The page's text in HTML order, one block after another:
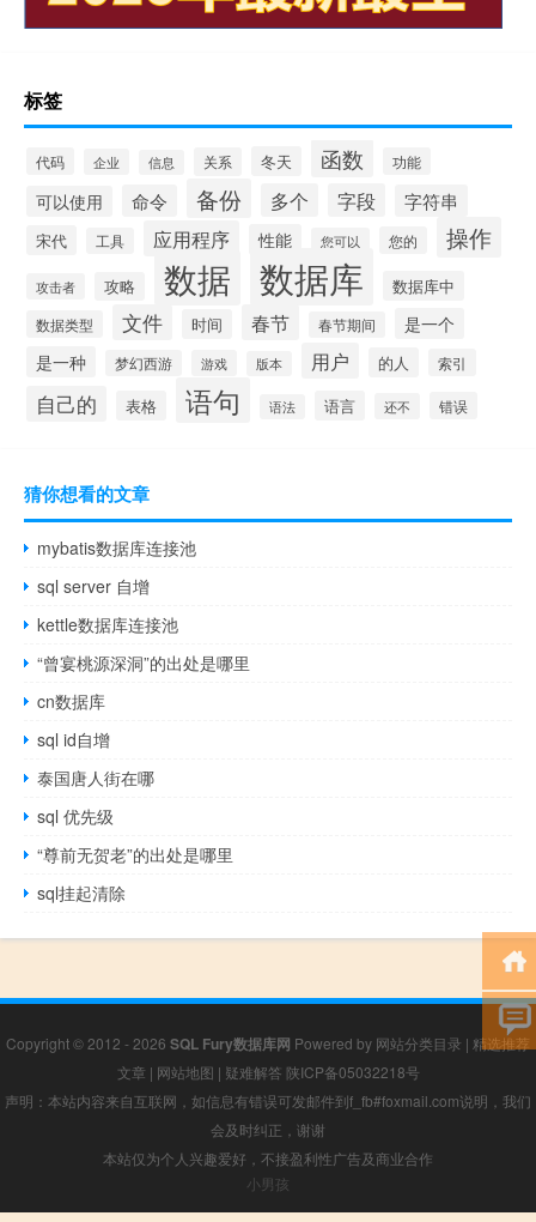
标签
代码 企业 信息 关系 冬天 函数 功能
可以使用 命令 备份 多个 字段 字符串
宋代 工具 应用程序 性能 您可以 您的 操作
攻击者 攻略 数据 数据库 数据库中
数据类型 文件 时间 春节 春节期间
是一个
是一种
梦幻西游 游戏 版本 用户 的人 索引
自己的 表格 语句 语法 语言 还不 错误
猜你想看的文章
mybatis数据库连接池
sql server 自增
kettle数据库连接池
“曾宴桃源深洞”的出处是哪里
cn数据库
sql id自增
泰国唐人街在哪
sql 优先级
“尊前无贺老”的出处是哪里
sql挂起清除
Copyright © 2012 - 2026 SQL Fury数据库网 Powered by 网站分类目录 | 精选推荐
文章 | 网站地图 | 疑难解答 陕ICP备05032218号
声明：本站内容来自互联网，如信息有错误可发邮件到f_fb#foxmail.com说明，我们
会及时纠正，谢谢
本站仅为个人兴趣爱好，不接盈利性广告及商业合作
小男孩